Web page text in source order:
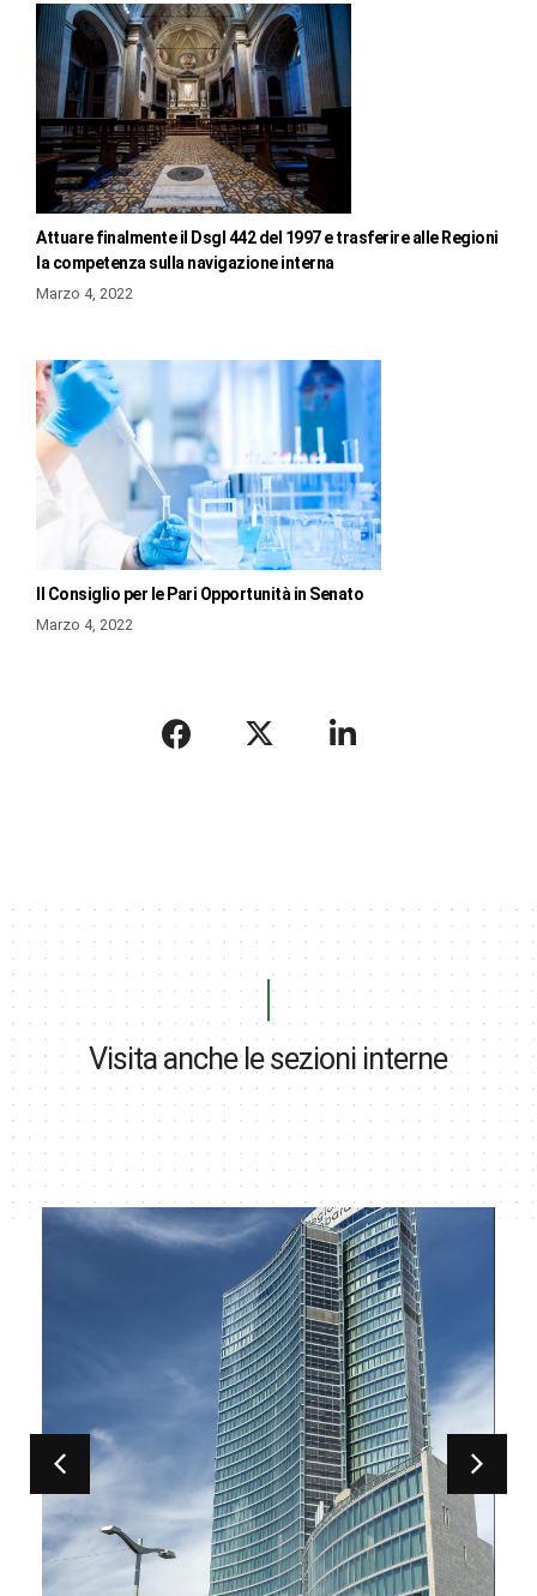
Attuare finalmente il Dsgl 442 del 1997 e trasferire alle Regioni
la competenza sulla navigazione interna
Marzo 4, 2022
Il Consiglio per le Pari Opportunità in Senato
Marzo 4, 2022
Visita anche le sezioni interne